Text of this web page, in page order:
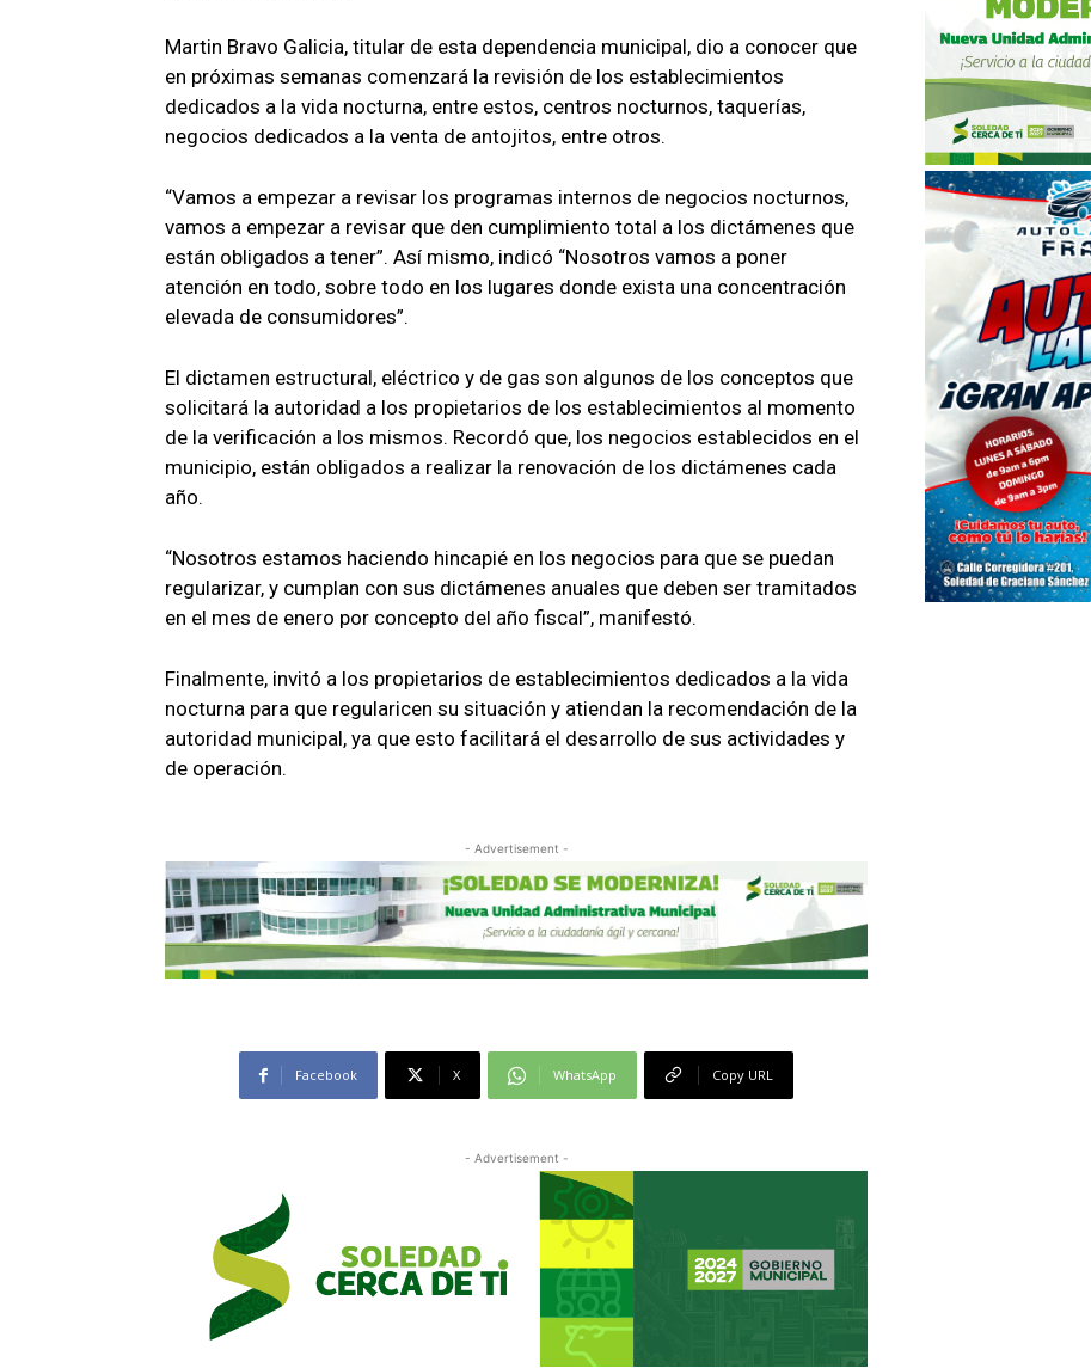
Martin Bravo Galicia, titular de esta dependencia municipal, dio a conocer que
en próximas semanas comenzará la revisión de los establecimientos
dedicados a la vida nocturna, entre estos, centros nocturnos, taquerías,
negocios dedicados a la venta de antojitos, entre otros.
“Vamos a empezar a revisar los programas internos de negocios nocturnos,
vamos a empezar a revisar que den cumplimiento total a los dictámenes que
están obligados a tener”. Así mismo, indicó “Nosotros vamos a poner
atención en todo, sobre todo en los lugares donde exista una concentración
elevada de consumidores”.
El dictamen estructural, eléctrico y de gas son algunos de los conceptos que
solicitará la autoridad a los propietarios de los establecimientos al momento
de la verificación a los mismos. Recordó que, los negocios establecidos en el
municipio, están obligados a realizar la renovación de los dictámenes cada
año.
“Nosotros estamos haciendo hincapié en los negocios para que se puedan
regularizar, y cumplan con sus dictámenes anuales que deben ser tramitados
en el mes de enero por concepto del año fiscal”, manifestó.
Finalmente, invitó a los propietarios de establecimientos dedicados a la vida
nocturna para que regularicen su situación y atiendan la recomendación de la
autoridad municipal, ya que esto facilitará el desarrollo de sus actividades y
de operación.
- Advertisement -
Facebook X WhatsApp Copy URL
- Advertisement -